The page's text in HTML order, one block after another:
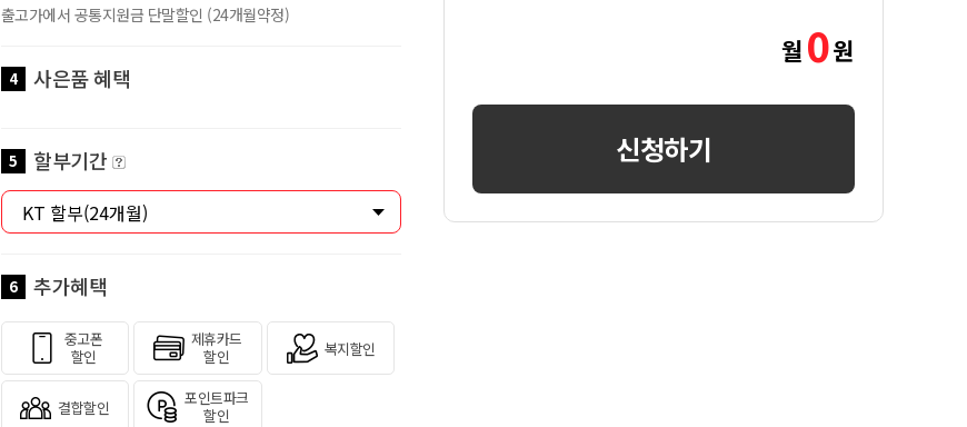
출고가에서 공통지원금 단말할인 (24개월약정)
4 사은품 혜택
5 할부기간
6 추가혜택
중고폰
할인
제휴카드
할인
복지할인
결합할인
포인트파크
할인
월 0원
신청하기